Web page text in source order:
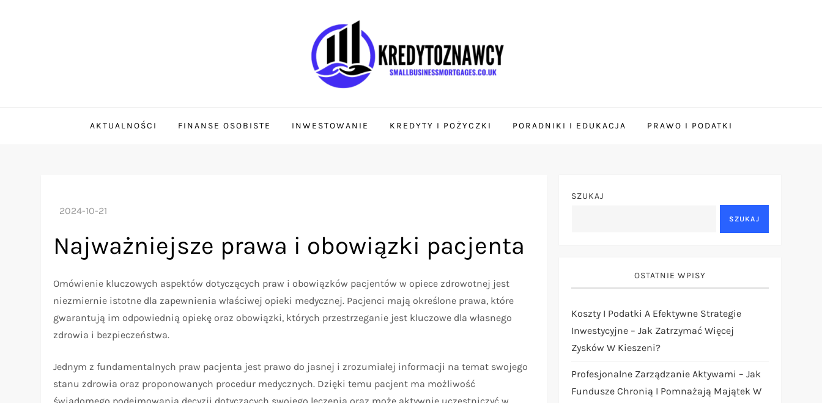
AKTUALNOŚCI FINANSE OSOBISTE INWESTOWANIE KREDYTY I POŻYCZKI PORADNIKI I EDUKACJA PRAWO I PODATKI
Najważniejsze prawa i obowiązki pacjenta
Omówienie kluczowych aspektów dotyczących praw i obowiązków pacjentów w opiece zdrowotnej jest
niezmiernie istotne dla zapewnienia właściwej opieki medycznej. Pacjenci mają określone prawa, które
gwarantują im odpowiednią opiekę oraz obowiązki, których przestrzeganie jest kluczowe dla własnego
zdrowia i bezpieczeństwa.
Jednym z fundamentalnych praw pacjenta jest prawo do jasnej i zrozumiałej informacji na temat swojego
stanu zdrowia oraz proponowanych procedur medycznych. Dzięki temu pacjent ma możliwość
SZUKAJ
SZUKAJ
OSTATNIE WPISY
Koszty I Podatki A Efektywne Strategie
Inwestycyjne – Jak Zatrzymać Więcej
Zysków W Kieszeni?
Profesjonalne Zarządzanie Aktywami – Jak
Fundusze Chronią I Pomnażają Majątek W